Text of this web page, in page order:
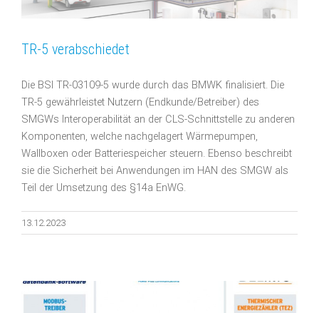
TR-5 verabschiedet
Die BSI TR-03109-5 wurde durch das BMWK finalisiert. Die
TR-5 gewährleistet Nutzern (Endkunde/Betreiber) des
SMGWs Interoperabilität an der CLS-Schnittstelle zu anderen
Komponenten, welche nachgelagert Wärmepumpen,
Wallboxen oder Batteriespeicher steuern. Ebenso beschreibt
sie die Sicherheit bei Anwendungen im HAN des SMGW als
Teil der Umsetzung des §14a EnWG.
13.12.2023